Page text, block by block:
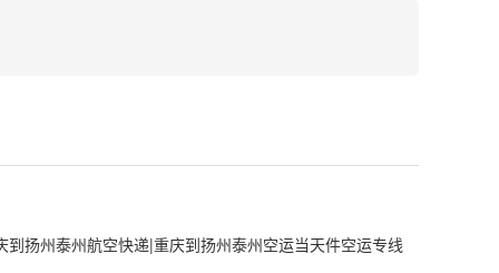
到扬州泰州航空快递|重庆到扬州泰州空运当天件空运专线